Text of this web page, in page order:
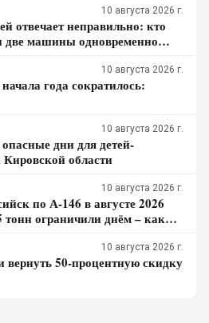
10 августа 2026 г.
отвечает неправильно: кто
две машины одновременно
10 августа 2026 г.
года сократилось:
10 августа 2026 г.
дни для детей-
области
10 августа 2026 г.
по А-146 в августе 2026
тонн ограничили днём – как
10 августа 2026 г.
вернуть 50-процентную скидку